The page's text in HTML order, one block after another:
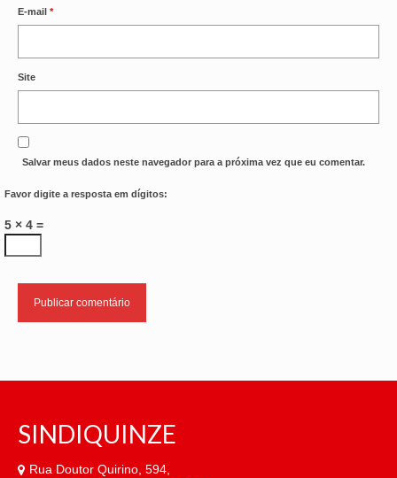
E-mail *
Site
Salvar meus dados neste navegador para a próxima vez que eu comentar.
Favor digite a resposta em dígitos:
5 × 4 =
SINDIQUINZE
Rua Doutor Quirino, 594,